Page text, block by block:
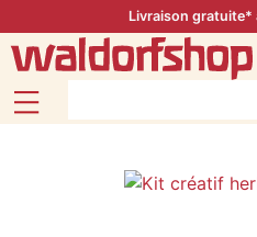
Livraison gratuite*